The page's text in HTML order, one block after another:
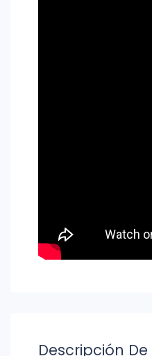
Descripción